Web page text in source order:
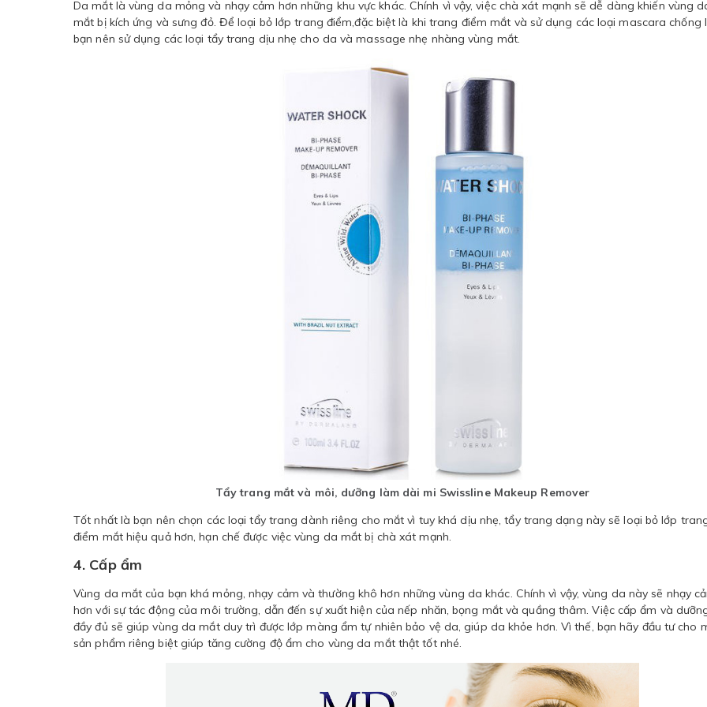
Da mắt là vùng da mỏng và nhạy cảm hơn những khu vực khác. Chính vì vậy, việc chà xát mạnh sẽ dễ dàng khiến vùng
mắt bị kích ứng và sưng đỏ. Để loại bỏ lớp trang điểm,đặc biệt là khi trang điểm mắt và sử dụng các loại mascara chống
bạn nên sử dụng các loại tẩy trang dịu nhẹ cho da và massage nhẹ nhàng vùng mắt.
Tẩy trang mắt và môi, dưỡng làm dài mi Swissline Makeup Remover
Tốt nhất là bạn nên chọn các loại tẩy trang dành riêng cho mắt vì tuy khá dịu nhẹ, tẩy trang dạng này sẽ loại bỏ lớp
điểm mắt hiệu quả hơn, hạn chế được việc vùng da mắt bị chà xát mạnh.
4. Cấp ẩm
Vùng da mắt của bạn khá mỏng, nhạy cảm và thường khô hơn những vùng da khác. Chính vì vậy, vùng da này sẽ nhạy
hơn với sự tác động của môi trường, dẫn đến sự xuất hiện của nếp nhăn, bọng mắt và quầng thâm. Việc cấp ẩm và
đầy đủ sẽ giúp vùng da mắt duy trì được lớp màng ẩm tự nhiên bảo vệ da, giúp da khỏe hơn. Vì thế, bạn hãy đầu tư cho
sản phẩm riêng biệt giúp tăng cường độ ẩm cho vùng da mắt thật tốt nhé.